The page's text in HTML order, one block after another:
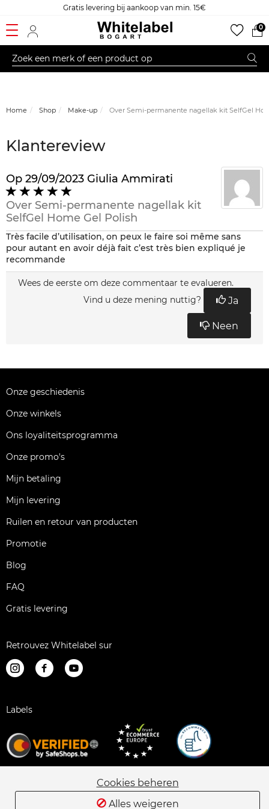
Gratis levering bij aankoop van min. 15€
0
Home Shop Make-up Over Semi-permanente nagellak kit SelfGel
Klantereview
Op 29/09/2023 Giulia Ammirati
5
op
5
Over Semi-permanente nagellak kit
SelfGel Home Gel Polish
Très facile d’utilisation, on peux le faire soi même sans
pour autant en avoir déjà fait c’est très bien expliqué je
recommande
Wees de eerste om deze commentaar te evalueren.
Vind u deze mening nuttig?
Ja
Neen
Onze geschiedenis
Onze winkels
Ons loyaliteitsprogramma
Onze promo's
Mijn betaling
Mijn levering
Ruilen en retour van producten
Promotie
Blog
FAQ
Gratis levering
Retrouvez Whitelabel sur
Labels
Juridische informatie
Verkoopsvoorwaarden
Alternatieve geschillenbeslechting
Sitemap
Cookies beheren
Alles weigeren